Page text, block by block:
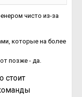
чисто из-за
которые на более
позже - да.
стоит